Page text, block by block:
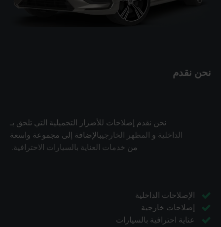
نحن نقدم
نحن نقدم إصلاحات للأضرار التجميلية التي تلحق بـ
الداخلية و المظهر الخارجيبالإضافة إلى مجموعة واسعة
من خدمات العناية بالسيارات الاحترافية
الإصلاحات الداخلية
إصلاحات خارجية
عناية احترافية بالسيارات